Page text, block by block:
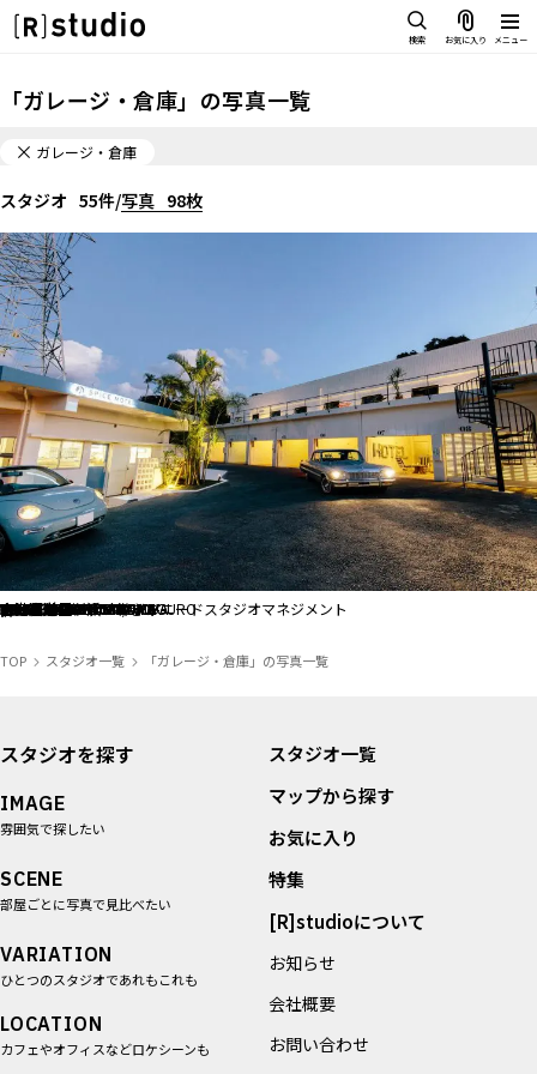
検索 お気に入り メニュー
IMAGE
雰囲気で探したい
SCENE
部屋ごとに写真で見比べたい
VARIATION
ひとつのスタジオであれもこれも
LOCATION
カフェやオフィスなどロケシーンも
SIZE&PRICE
広さと利用料金で探す
ALL FILTER
すべての選択肢からスタジオを探す
スタジオを探す
雰囲気で探したい
部屋ごとに写真で見比べたい
VARIATION
SIZE&PRICE
広さと利用料金で探す
ALL FILTER
すべての選択肢からスタジオを探
す
スタジオ一覧
マップから探す
お気に入り
特集
お知らせ
お問い合わせ
プライバシーポリシー
「ガレージ・倉庫」の写真一覧
ガレージ・倉庫
スタジオ 55件/写真 98枚
the SOHO studios. / イルニードスタジオマネジメント
吉田運送 コンテナヤード
吉田運送 コンテナヤード
吉田運送 コンテナヤード
旧海岸外ロケ1
旧海岸外ロケ1
X-RAY 七里ガ浜アトリエ
PANOF STUDIO NAKAMEGURO
古民家studio BODO
E-PARK
旧海岸第七スタジオ
旧海岸第七スタジ
オ
N4 STUDIO
N9 STUDIO
BLUE GROOVE STUDIO
BLUE GROOVE STUDIO
BLUE GROOVE STUDIO
BLUE GROOVE STUDIO
東池袋スタジオ
東池袋スタジオ
Studio 1969 1F
YUKUIDO KOBO
YUKUIDO KOBO
ヘレナリゾートいわき
65HOUSE
65HOUSE
CATALHOUSE ICHINOMIYA
CATALHOUSE ICHINOMIYA
SPICE MOTEL OKINAWA
SPICE MOTEL OKINAWA
ガレージ・倉庫
アジト・基地といった設定のほか、車を絡めた生活シーンなどの撮影に。車やバイクを乗
り入れられるスタジオもあり、車が被写体となる撮影が可能。そのほかファッション撮影
はもちろん、広さなどを活かした大人数のミュージックビデオ撮影が可能なスタジオも。
すべて表示 (1)
TOP スタジオ一覧 「ガレージ・倉庫」の写真一覧
スタジオを探す
IMAGE
雰囲気で探したい
SCENE
部屋ごとに写真で見比べたい
VARIATION
ひとつのスタジオであれもこれも
LOCATION
カフェやオフィスなどロケシーンも
スタジオ一覧
マップから探す
お気に入り
特集
[R]studioについて
お知らせ
会社概要
お問い合わせ